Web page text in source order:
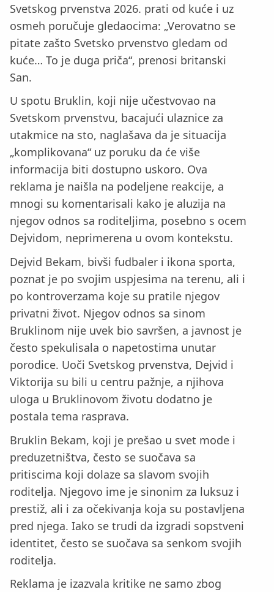
Svetskog prvenstva 2026. prati od kuće i uz
osmeh poručuje gledaocima: „Verovatno se
pitate zašto Svetsko prvenstvo gledam od
kuće… To je duga priča“, prenosi britanski
San.
U spotu Bruklin, koji nije učestvovao na
Svetskom prvenstvu, bacajući ulaznice za
utakmice na sto, naglašava da je situacija
„komplikovana“ uz poruku da će više
informacija biti dostupno uskoro. Ova
reklama je naišla na podeljene reakcije, a
mnogi su komentarisali kako je aluzija na
njegov odnos sa roditeljima, posebno s ocem
Dejvidom, neprimerena u ovom kontekstu.
Dejvid Bekam, bivši fudbaler i ikona sporta,
poznat je po svojim uspjesima na terenu, ali i
po kontroverzama koje su pratile njegov
privatni život. Njegov odnos sa sinom
Bruklinom nije uvek bio savršen, a javnost je
često spekulisala o napetostima unutar
porodice. Uoči Svetskog prvenstva, Dejvid i
Viktorija su bili u centru pažnje, a njihova
uloga u Bruklinovom životu dodatno je
postala tema rasprava.
Bruklin Bekam, koji je prešao u svet mode i
preduzetništva, često se suočava sa
pritiscima koji dolaze sa slavom svojih
roditelja. Njegovo ime je sinonim za luksuz i
prestiž, ali i za očekivanja koja su postavljena
pred njega. Iako se trudi da izgradi sopstveni
identitet, često se suočava sa senkom svojih
roditelja.
Reklama je izazvala kritike ne samo zbog